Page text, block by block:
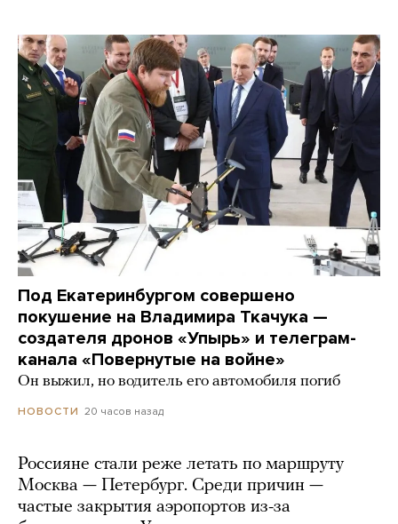
Под Екатеринбургом совершено
покушение на Владимира Ткачука —
создателя дронов «Упырь» и телеграм-
канала «Повернутые на войне»
Он выжил, но водитель его автомобиля погиб
НОВОСТИ 20 часов назад
Россияне стали реже летать по маршруту
Москва — Петербург. Среди причин —
частые закрытия аэропортов из-за